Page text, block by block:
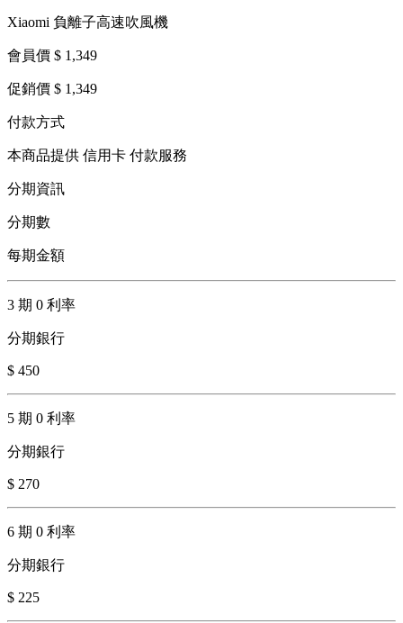
Xiaomi 負離子高速吹風機
會員價 $ 1,349
促銷價 $ 1,349
付款方式
本商品提供 信用卡 付款服務
分期資訊
分期數
每期金額
3 期 0 利率
分期銀行
$ 450
5 期 0 利率
分期銀行
$ 270
6 期 0 利率
分期銀行
$ 225